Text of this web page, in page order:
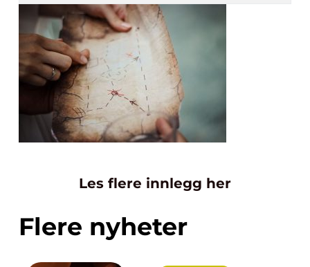
Les flere innlegg her
Flere nyheter